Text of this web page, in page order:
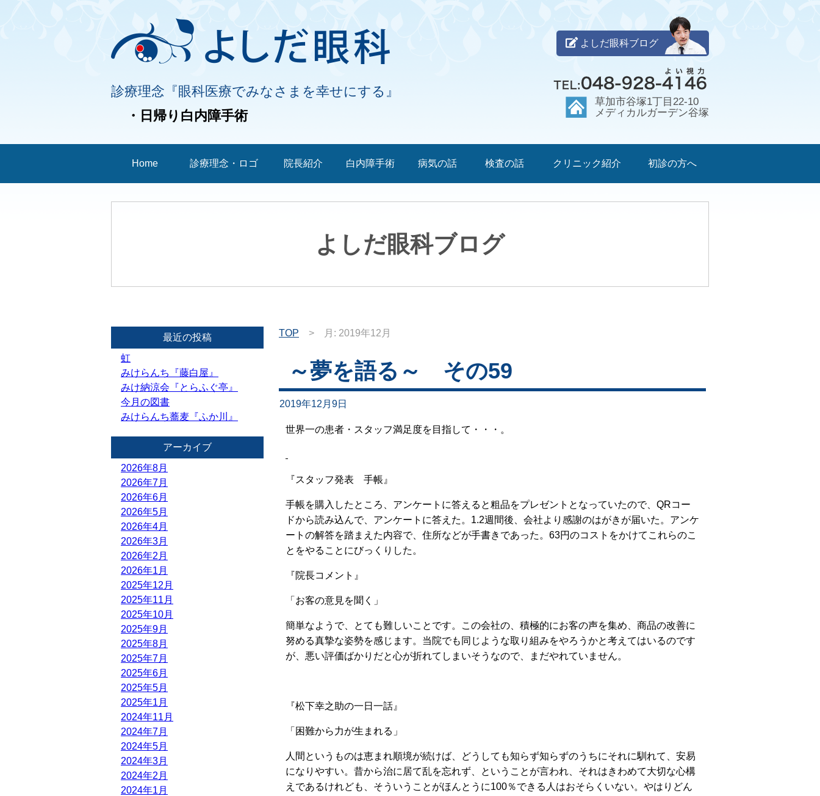
診療理念『眼科医療でみなさまを幸せにする』
・日帰り白内障手術
よしだ眼科ブログ
草加市谷塚1丁目22-10
メディカルガーデン谷塚
Home 診療理念・ロゴ 院長紹介 白内障手術 病気の話 検査の話 クリニック紹介 初診の方へ
よしだ眼科ブログ
TOP > 月: 2019年12月
～夢を語る～ その59
2019年12月9日
世界一の患者・スタッフ満足度を目指して・・・。
『スタッフ発表 手帳』
手帳を購入したところ、アンケートに答えると粗品をプレゼントとなっていたので、QRコー
ドから読み込んで、アンケートに答えた。1.2週間後、会社より感謝のはがきが届いた。アンケ
ートの解答を踏まえた内容で、住所などが手書きであった。63円のコストをかけてこれらのこ
とをやることにびっくりした。
『院長コメント』
「お客の意見を聞く」
簡単なようで、とても難しいことです。この会社の、積極的にお客の声を集め、商品の改善に
努める真摯な姿勢を感じます。当院でも同じような取り組みをやろうかと考えてはいるのです
が、悪い評価ばかりだと心が折れてしまいそうなので、まだやれていません。
『松下幸之助の一日一話』
「困難から力が生まれる」
人間というものは恵まれ順境が続けば、どうしても知らず知らずのうちにそれに馴れて、安易
になりやすい。昔から治に居て乱を忘れず、ということが言われ、それはきわめて大切な心構
えであるけれども、そういうことがほんとうに100％できる人はおそらくいない。やはりどん
最近の投稿
虹
みけらんち『藤白屋』
みけ納涼会『とらふぐ亭』
今月の図書
みけらんち蕎麦『ふか川』
アーカイブ
2026年8月
2026年7月
2026年6月
2026年5月
2026年4月
2026年3月
2026年2月
2026年1月
2025年12月
2025年11月
2025年10月
2025年9月
2025年8月
2025年7月
2025年6月
2025年5月
2025年1月
2024年11月
2024年7月
2024年5月
2024年3月
2024年2月
2024年1月